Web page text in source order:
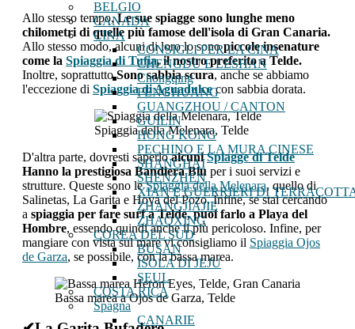
BELGIO
CANADA
CINA
CONSIGLI PER LA CINA
CHENGDU E LESHAN
Chongqing
FENGHUANG
GUANGZHOU / CANTON
GUILIN
HONG KONG
PECHINO E LA MURA CINESE
SHANGHAI
SHENZHEN
XIAN E GUERRIERI DI
ZHANGJIAJIE
ZHAOXING
COREA DEL SUD
BUSAN
ISOLA DI JEJU
SEUL
COSTA RICA
Spagna
CANARIE
Allo stesso tempo,Le sue spiagge sono lunghe meno
chilometri di quelle più famose dell'isola di Gran Canaria.
Allo stesso modo, alcuni di loro lo sonopiccole insenature
come la Spiaggia di Tufia, il nostro preferito a Telde.
Inoltre, soprattuttoSono sabbia scura, anche se abbiamo
l'eccezione di Spiaggia di Aguadulcecon sabbia dorata.
Spiaggia della Melenara, Telde
D'altra parte, dovresti saperloalcuniSpiagge di Telde
Hanno la prestigiosa Bandiera Blu per i suoi servizi e
strutture. Queste sono leSpiaggia della Melenara, quello di
Salinetas, La Garita e Hoya del Pozo. Infine, se stai cercando
a spiaggia per fare surf a Telde, puoi farlo a Playa del
Hombre, essendo quindi anche il più pericoloso. Infine, per
mangiare con vista sul mare vi consigliamo il Spiaggia Ojos
de Garza, se possibile, con la bassa marea.
Bassa marea a Ojos de Garza, Telde